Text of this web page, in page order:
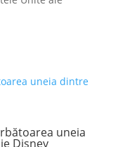
uneia
Disney